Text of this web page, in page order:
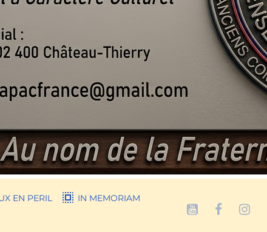
EN PERIL
IN MEMORIAM